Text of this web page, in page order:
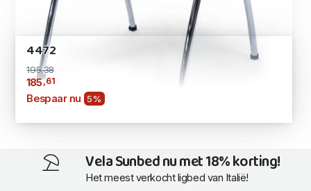
4472
195,38
185,61
Bespaar nu 5%
Vela Sunbed nu met 18% korting!
Het meest verkocht ligbed van Italië!